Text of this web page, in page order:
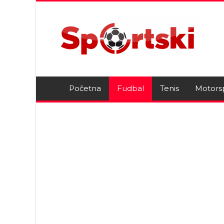
Početna Fudbal Tenis